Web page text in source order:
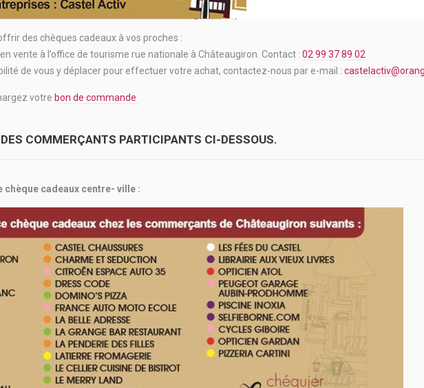
des chèques cadeaux à vos proches :
vente à l’office de tourisme rue nationale à Châteaugiron. Contact : 02 99 37 89 02
de vous y déplacer pour effectuer votre achat, contactez-nous par e-mail :
votre bon de commande
COMMERÇANTS PARTICIPANTS CI-DESSOUS.
chèque cadeaux centre- ville :